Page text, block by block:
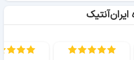
ایران‌آنتیک